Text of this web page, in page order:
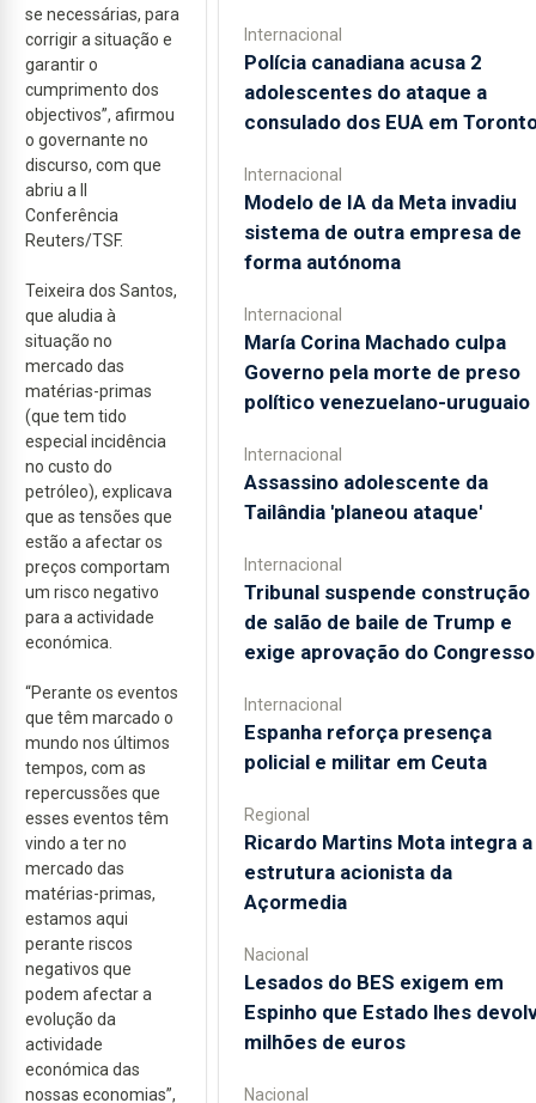
se necessárias, para
corrigir a situação e
garantir o
cumprimento dos
objectivos”, afirmou
o governante no
discurso, com que
abriu a II
Conferência
Reuters/TSF.
Teixeira dos Santos,
que aludia à
situação no
mercado das
matérias-primas
(que tem tido
especial incidência
no custo do
petróleo), explicava
que as tensões que
estão a afectar os
preços comportam
um risco negativo
para a actividade
económica.
“Perante os eventos
que têm marcado o
mundo nos últimos
tempos, com as
repercussões que
esses eventos têm
vindo a ter no
mercado das
matérias-primas,
estamos aqui
perante riscos
negativos que
podem afectar a
evolução da
actividade
económica das
nossas economias”,
Internacional
Polícia canadiana acusa 2
adolescentes do ataque a
consulado dos EUA em
Internacional
Modelo de IA da Meta invadiu
sistema de outra empresa de
forma autónoma
Internacional
María Corina Machado culpa
Governo pela morte de preso
político venezuelano-uruguaio
Internacional
Assassino adolescente da
Tailândia 'planeou ataque'
Internacional
Tribunal suspende construção
de salão de baile de Trump e
exige aprovação do Congresso
Internacional
Espanha reforça presença
policial e militar em Ceuta
Regional
Ricardo Martins Mota integra a
estrutura acionista da
Açormedia
Nacional
Lesados do BES exigem em
Espinho que Estado lhes
milhões de euros
Nacional